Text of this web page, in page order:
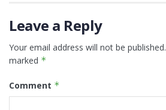
Leave a Reply
Your email address will not be published.
marked *
Comment *